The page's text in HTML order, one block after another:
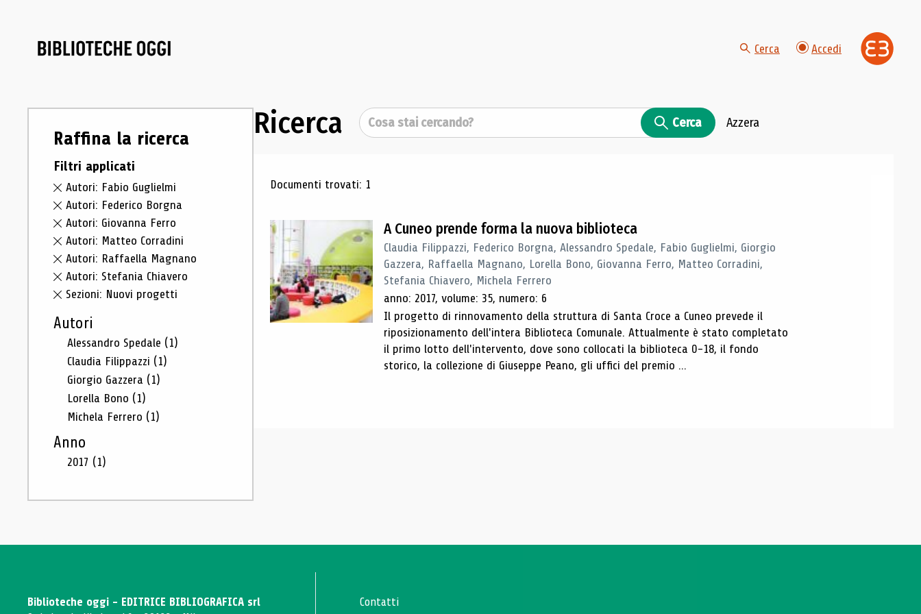
Cerca Accedi
Raffina la ricerca
Filtri applicati
Autori: Fabio Guglielmi
Autori: Federico Borgna
Autori: Giovanna Ferro
Autori: Matteo Corradini
Autori: Raffaella Magnano
Autori: Stefania Chiavero
Sezioni: Nuovi progetti
Autori
Alessandro Spedale (1)
Claudia Filippazzi (1)
Giorgio Gazzera (1)
Lorella Bono (1)
Michela Ferrero (1)
Anno
2017 (1)
Ricerca Cerca Cerca Azzera
Risultati di ricerca
Documenti trovati: 1
A Cuneo prende forma la nuova biblioteca
Claudia Filippazzi, Federico Borgna, Alessandro Spedale, Fabio Guglielmi, Giorgio
Gazzera, Raffaella Magnano, Lorella Bono, Giovanna Ferro, Matteo Corradini,
Stefania Chiavero, Michela Ferrero
anno: 2017, volume: 35, numero: 6
Il progetto di rinnovamento della struttura di Santa Croce a Cuneo prevede il
riposizionamento dell'intera Biblioteca Comunale. Attualmente è stato completato
il primo lotto dell'intervento, dove sono collocati la biblioteca 0-18, il fondo
storico, la collezione di Giuseppe Peano, gli uffici del premio ...
Biblioteche oggi - EDITRICE BIBLIOGRAFICA srl
Contatti